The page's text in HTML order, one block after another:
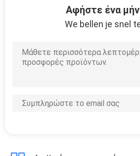
σωλήνας
λάστιχο από
Αφήστε ένα
We bellen je snel